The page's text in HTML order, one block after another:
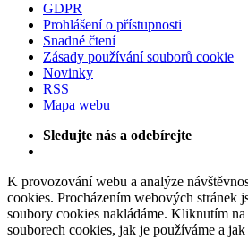
GDPR
Prohlášení o přístupnosti
Snadné čtení
Zásady používání souborů cookie
Novinky
RSS
Mapa webu
Sledujte nás a odebírejte
K provozování webu a analýze
cookies. Procházením webových stránek
soubory cookies nakládáme. Kliknutím na
souborech cookies, jak je používáme a